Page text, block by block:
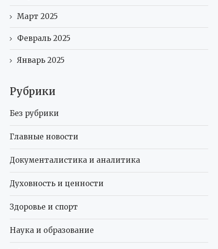
Март 2025
Февраль 2025
Январь 2025
Рубрики
Без рубрики
Главные новости
Документалистика и аналитика
Духовность и ценности
Здоровье и спорт
Наука и образование